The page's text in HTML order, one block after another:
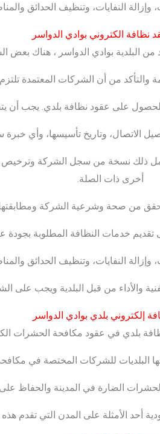
وإزالة النفايات، وتنظيف الحدائق
نظافة الكتروني بوادي الدواسر
البلدية بوادي الدواسر ، هناك بعض
من أن الشركات المعتمدة تلتزم
على عقود نظافة بلدي. يجب
الاتصال، وتاريخ تأسيسها، وأي
يشمل ذلك نسخة من سجل الشركة
أخرى ذات الصلة.
من صحة وشرعية الشركة ومطابقتها
خدمات النظافة المطلوبة بجودة
النفايات، وتنظيف الحدائق
والأداء من قبل البلدية ويجب على
إلكتروني بلدي بوادي الدواسر
في عقود مكافحة الحشرات
البلديات للشركات المختصة في
الضارة في المدينة والحفاظ
أحد الأمثلة على المدن التي تقدم